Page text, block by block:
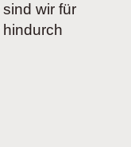
wir für